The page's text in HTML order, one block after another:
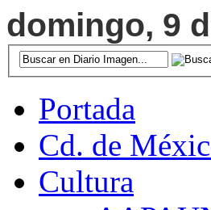
domingo, 9
Portada
Cd. de
Cultura